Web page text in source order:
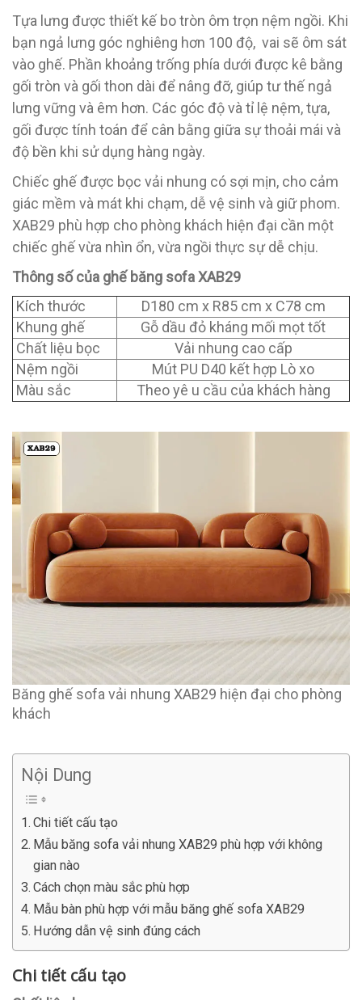
Tựa lưng được thiết kế bo tròn ôm trọn nệm ngồi. Khi
bạn ngả lưng góc nghiêng hơn 100 độ, vai sẽ ôm sát
vào ghế. Phần khoảng trống phía dưới được kê bằng
gối tròn và gối thon dài để nâng đỡ, giúp tư thế ngả
lưng vững và êm hơn. Các góc độ và tỉ lệ nệm, tựa,
gối được tính toán để cân bằng giữa sự thoải mái và
độ bền khi sử dụng hàng ngày.
Chiếc ghế được bọc vải nhung có sợi mịn, cho cảm
giác mềm và mát khi chạm, dễ vệ sinh và giữ phom.
XAB29 phù hợp cho phòng khách hiện đại cần một
chiếc ghế vừa nhìn ổn, vừa ngồi thực sự dễ chịu.
Thông số của ghế băng sofa XAB29
Kích thước
D180 cm x R85 cm x C78 cm
Khung ghế
Gỗ dầu đỏ kháng mối mọt tốt
Chất liệu bọc
Vải nhung cao cấp
Nệm ngồi
Mút PU D40 kết hợp Lò xo
Màu sắc
Theo yê u cầu của khách hàng
Băng ghế sofa vải nhung XAB29 hiện đại cho phòng
khách
Nội Dung
Chi tiết cấu tạo
Mẫu băng sofa vải nhung XAB29 phù hợp với không
gian nào
Cách chọn màu sắc phù hợp
Mẫu bàn phù hợp với mẫu băng ghế sofa XAB29
Hướng dẫn vệ sinh đúng cách
Chi tiết cấu tạo